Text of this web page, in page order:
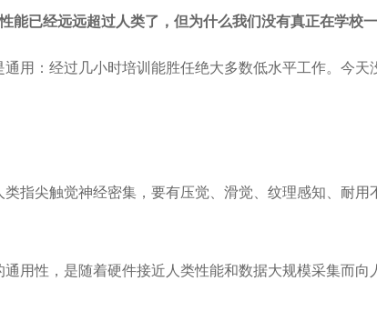
已经远远超过人类了，但为什么我们没有真正在学校
用：经过几小时培训能胜任绝大多数低水平工作。今
指尖触觉神经密集，要有压觉、滑觉、纹理感知、耐
用性，是随着硬件接近人类性能和数据大规模采集而